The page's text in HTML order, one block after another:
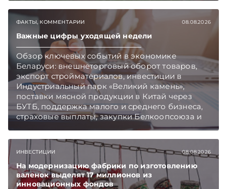
как изменились правила игры в текущем году.
Подписывайтесь на Telegram‑канал и Viber.
Главное об экономике Беларуси — раньше,
чем в новостях TelegramViber
ФАКТЫ, КОММЕНТАРИИ 08.08.2026
Важные цифры уходящей недели
Обзор ключевых событий в экономике
Беларуси: внешнеторговый оборот товаров,
экспорт стройматериалов, инвестиции в
Индустриальный парк «Великий камень»,
поставки мясной продукции в Китай через
БУТБ, поддержка малого и среднего бизнеса,
страховые выплаты, закупки Белкоопсоюза и
рост продаж новых автомобилей.
Подписывайтесь на Telegram‑канал и Viber.
Главное об экономике Беларуси — раньше,
чем в новостях TelegramViber
ИНВЕСТИЦИИ 08.08.2026
На модернизацию фабрики по изготовлению
валенок выделят 17 миллионов из
инновационных фондов